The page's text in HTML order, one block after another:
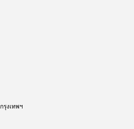
กรุงเทพฯ